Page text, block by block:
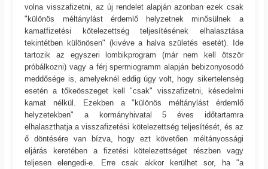
volna visszafizetni, az új rendelet alapján azonban ezek csak
"különös méltánylást érdemlő helyzetnek minősülnek a
kamatfizetési kötelezettség teljesítésének elhalasztása
tekintétben különösen" (kivéve a halva születés esetét). Ide
tartozik az egyszeri lombikprogram (már nem kell ötször
próbálkozni) vagy a férj spermiogramm alapján bebizonyosodó
meddősége is, amelyeknél eddig úgy volt, hogy sikertelenség
esetén a tőkeösszeget kell "csak" visszafizetni, késedelmi
kamat nélkül. Ezekben a "különös méltánylást érdemlő
helyzetekben" a kormányhivatal 5 éves időtartamra
elhalaszthatja a visszafizetési kötelezettség teljesítését, és az
ő döntésére van bízva, hogy ezt követően méltányossági
eljárás keretében a fizetési kötelezettséget részben vagy
teljesen elengedi-e. Erre csak akkor kerülhet sor, ha "a